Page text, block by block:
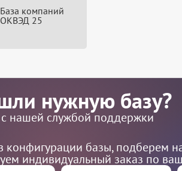
База компаний
ОКВЭД 25
нужную базу?
с нашей службой поддержки
базы, подберем
индивидуальный заказ по